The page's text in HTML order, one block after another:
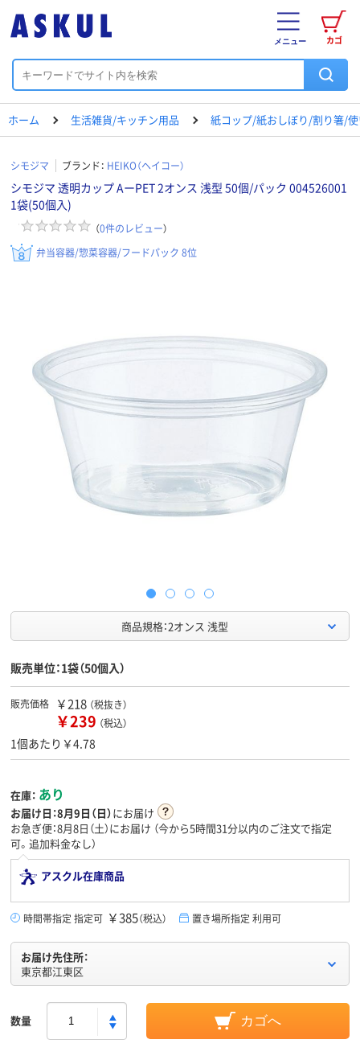
カゴ
メニュー
ホーム 生活雑貨/キッチン用品 紙コップ/紙おしぼり/割り箸/
シモジマ ブランド： HEIKO（ヘイコー）
シモジマ 透明カップ AーPET 2オンス 浅型 50個/パック 004526001
1袋(50個入)
（0件のレビュー）
弁当容器/惣菜容器/フードパック 8位
商品規格：2オンス 浅型
販売単位：1袋（50個入）
販売価格 ￥218 （税抜き）
￥239 （税込）
1個あたり￥4.78
在庫： あり
お届け日：8月9日（日）にお届け
お急ぎ便：8月8日（土）にお届け （今から5時間31分以内のご注文で指定
可。追加料金なし）
アスクル在庫商品
時間帯指定 指定可 ￥385（税込） 置き場所指定 利用可
お届け先住所：
東京都江東区
数量 カゴへ